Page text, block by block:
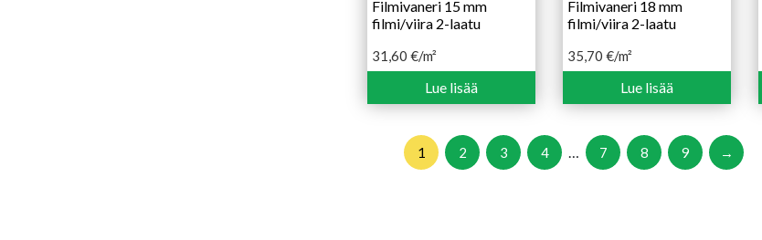
Filmivaneri 15 mm
filmi/viira 2-laatu
31,60 €/m²
Lue lisää
Filmivaneri 18 mm
filmi/viira 2-laatu
35,70 €/m²
Lue lisää
1 2 3 4 … 7 8 9 →